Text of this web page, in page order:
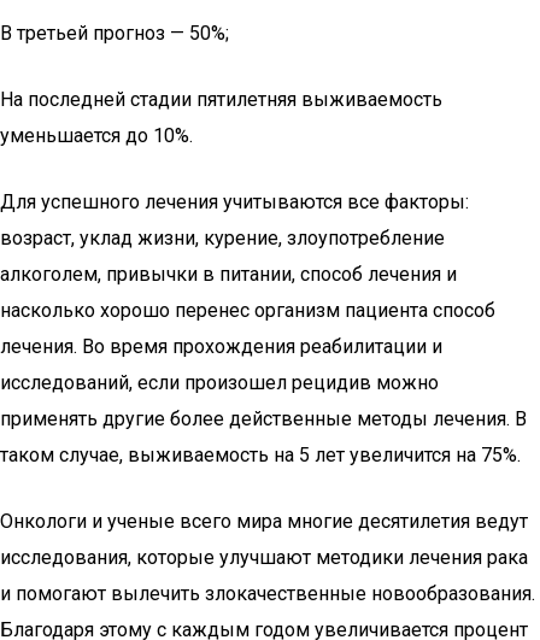
В третьей прогноз — 50%;
На последней стадии пятилетняя выживаемость
уменьшается до 10%.
Для успешного лечения учитываются все факторы:
возраст, уклад жизни, курение, злоупотребление
алкоголем, привычки в питании, способ лечения и
насколько хорошо перенес организм пациента способ
лечения. Во время прохождения реабилитации и
исследований, если произошел рецидив можно
применять другие более действенные методы лечения. В
таком случае, выживаемость на 5 лет увеличится на 75%.
Онкологи и ученые всего мира многие десятилетия ведут
исследования, которые улучшают методики лечения рака
и помогают вылечить злокачественные новообразования.
Благодаря этому с каждым годом увеличивается процент